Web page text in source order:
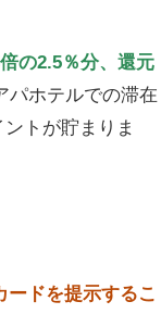
の2.5％分、還元
パホテルでの滞在
トが貯まりま
ドを提示するこ